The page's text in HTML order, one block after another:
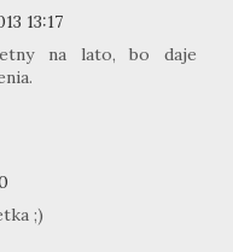
13:17
na lato, bo daje
;)